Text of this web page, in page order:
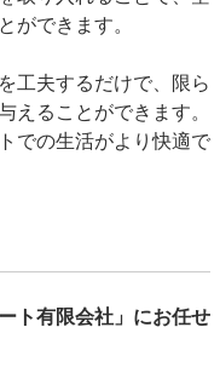
ができます。
工夫するだけで、限ら
えることができます。
での生活がより快適で
ト有限会社」にお任せ